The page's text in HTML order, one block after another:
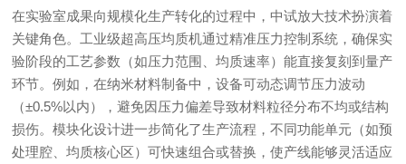
在实验室成果向规模化生产转化的过程中，中试放大技术扮演着
关键角色。工业级超高压均质机通过精准压力控制系统，确保实
验阶段的工艺参数（如压力范围、均质速率）能直接复刻到量产
环节。例如，在纳米材料制备中，设备可动态调节压力波动
（±0.5%以内），避免因压力偏差导致材料粒径分布不均或结构
损伤。模块化设计进一步简化了生产流程，不同功能单元（如预
处理腔、均质核心区）可快速组合或替换，使产线能够灵活适应